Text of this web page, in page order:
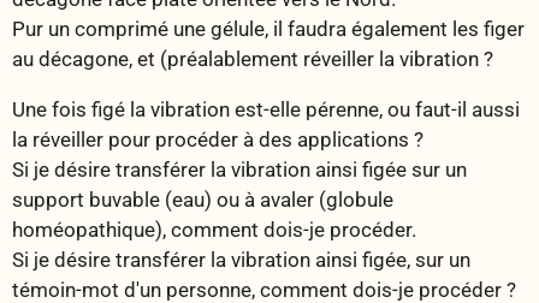
Pur un comprimé une gélule, il faudra également les figer
au décagone, et (préalablement réveiller la vibration ?
Une fois figé la vibration est-elle pérenne, ou faut-il aussi
la réveiller pour procéder à des applications ?
Si je désire transférer la vibration ainsi figée sur un
support buvable (eau) ou à avaler (globule
homéopathique), comment dois-je procéder.
Si je désire transférer la vibration ainsi figée, sur un
témoin-mot d'un personne, comment dois-je procéder ?